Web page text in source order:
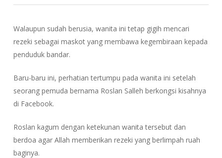
Walaupun sudah berusia, wanita ini tetap gigih mencari
rezeki sebagai maskot yang membawa kegembiraan kepada
penduduk bandar.
Baru-baru ini, perhatian tertumpu pada wanita ini setelah
seorang pemuda bernama Roslan Salleh berkongsi kisahnya
di Facebook.
Roslan kagum dengan ketekunan wanita tersebut dan
berdoa agar Allah memberikan rezeki yang berlimpah ruah
baginya.